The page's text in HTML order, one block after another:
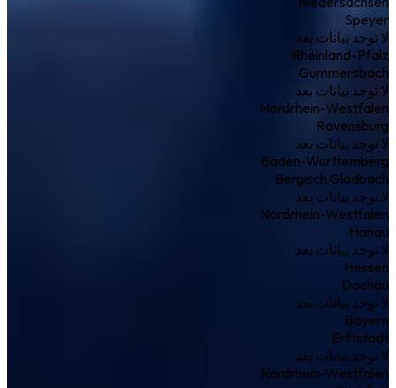
Speyer
لا توجد بيانات بعد
Rheinland-Pfalz
Gummersbach
لا توجد بيانات بعد
Nordrhein-Westfalen
Ravensburg
لا توجد بيانات بعد
Baden-Württemberg
Bergisch Gladbach
لا توجد بيانات بعد
Nordrhein-Westfalen
Hanau
لا توجد بيانات بعد
Hessen
Dachau
لا توجد بيانات بعد
Bayern
Erftstadt
لا توجد بيانات بعد
Nordrhein-Westfalen